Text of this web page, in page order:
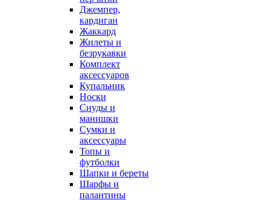
Джемпер,
кардиган
Жаккард
Жилеты и
безрукавки
Комплект
аксессуаров
Купальник
Носки
Снуды и
манишки
Сумки и
аксессуары
Топы и
футболки
Шапки и береты
Шарфы и
палантины